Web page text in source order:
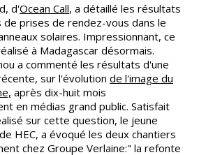
d'Ocean Call, a détaillé les résultats
de prises de rendez-vous dans le
solaires. Impressionnant, ce
à Madagascar désormais.
a commenté les résultats d'une
sur l'évolution de l'image du
après dix-huit mois
en médias grand public. Satisfait
sur cette question, le jeune
HEC, a évoqué les deux chantiers
chez Groupe Verlaine:" la refonte